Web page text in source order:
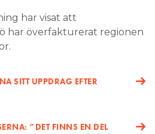
har visat att
har överfakturerat regionen
SITT UPPDRAG EFTER
”DET FINNS EN DEL